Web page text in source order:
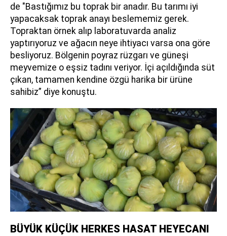
de "Bastığımız bu toprak bir anadır. Bu tarımı iyi
yapacaksak toprak anayı beslememiz gerek.
Topraktan örnek alıp laboratuvarda analiz
yaptırıyoruz ve ağacın neye ihtiyacı varsa ona göre
besliyoruz. Bölgenin poyraz rüzgarı ve güneşi
meyvemize o eşsiz tadını veriyor. İçi açıldığında süt
çıkan, tamamen kendine özgü harika bir ürüne
sahibiz” diye konuştu.
BÜYÜK KÜÇÜK HERKES HASAT HEYECANI